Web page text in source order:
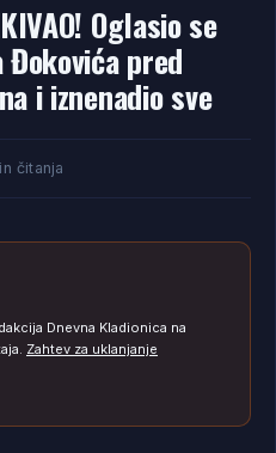
Oglasio se
pred
i iznenadio sve
čitanja
Dnevna Kladionica na
Zahtev za uklanjanje